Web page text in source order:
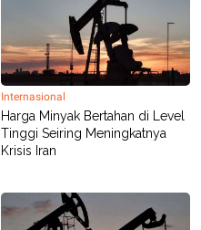
Internasional
Harga Minyak Bertahan di Level
Tinggi Seiring Meningkatnya
Krisis Iran